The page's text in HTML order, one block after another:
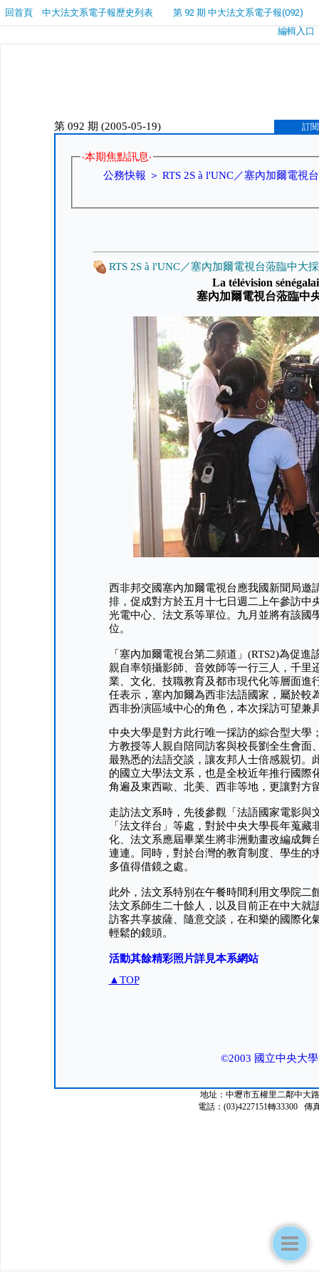
回首頁 中大法文系電子報歷史列表
第 92 期 中大法文系電子報(092)
編輯入口